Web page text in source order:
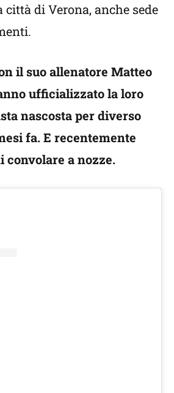
di Verona, anche sede
il suo allenatore Matteo
ufficializzato la loro
nascosta per diverso
fa. E recentemente
convolare a nozze.